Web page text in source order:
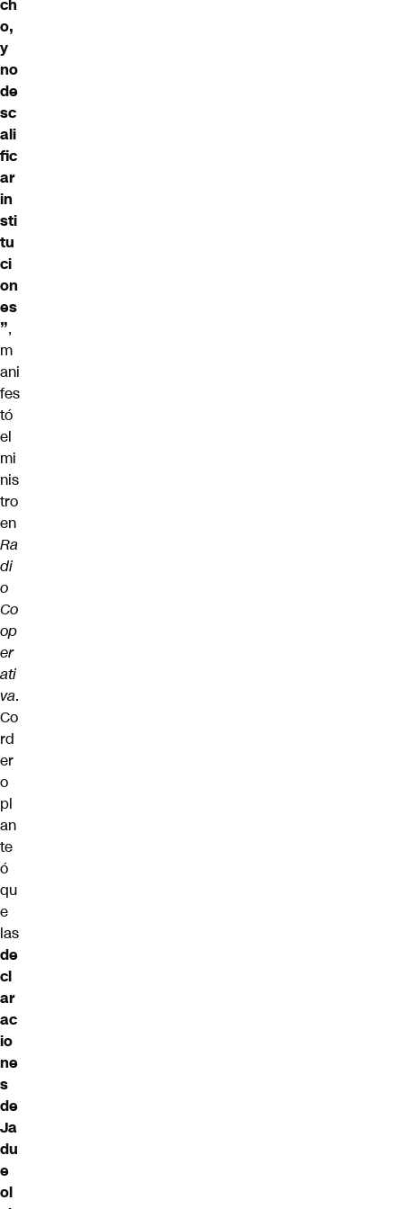
ch
o,
y
no
de
sc
ali
fic
ar
in
sti
tu
ci
on
es
”,
m
ani
fes
tó
el
mi
nis
tro
en
Ra
di
o
Co
op
er
ati
va.
Co
rd
er
o
pl
an
te
ó
qu
e
las
de
cl
ar
ac
io
ne
s
de
Ja
du
e
ol